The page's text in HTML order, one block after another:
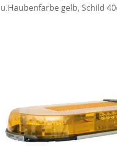
u.Haubenfarbe gelb, Schild